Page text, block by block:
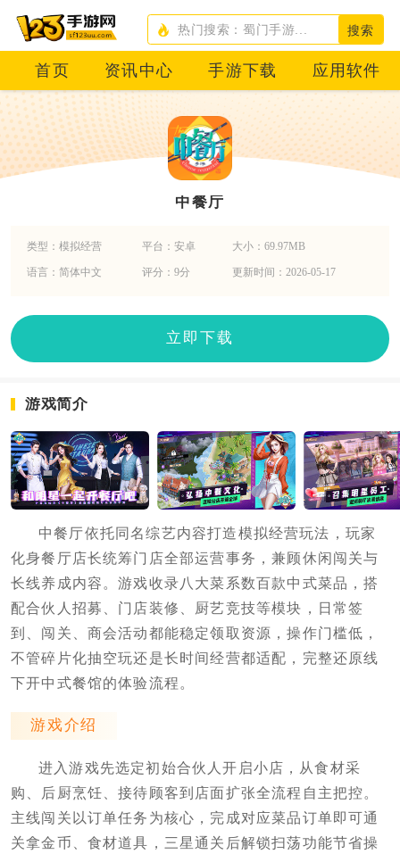
搜索
首页 资讯中心 手游下载 应用软件
中餐厅
类型：模拟经营 平台：安卓 大小：69.97MB
语言：简体中文 评分：9分 更新时间：2026-05-17
立即下载
游戏简介
中餐厅依托同名综艺内容打造模拟经营玩法，玩家
化身餐厅店长统筹门店全部运营事务，兼顾休闲闯关与
长线养成内容。游戏收录八大菜系数百款中式菜品，搭
配合伙人招募、门店装修、厨艺竞技等模块，日常签
到、闯关、商会活动都能稳定领取资源，操作门槛低，
不管碎片化抽空玩还是长时间经营都适配，完整还原线
下开中式餐馆的体验流程。
游戏介绍
进入游戏先选定初始合伙人开启小店，从食材采
购、后厨烹饪、接待顾客到店面扩张全流程自主把控。
主线闯关以订单任务为核心，完成对应菜品订单即可通
关拿金币、食材道具，三星通关后解锁扫荡功能节省操